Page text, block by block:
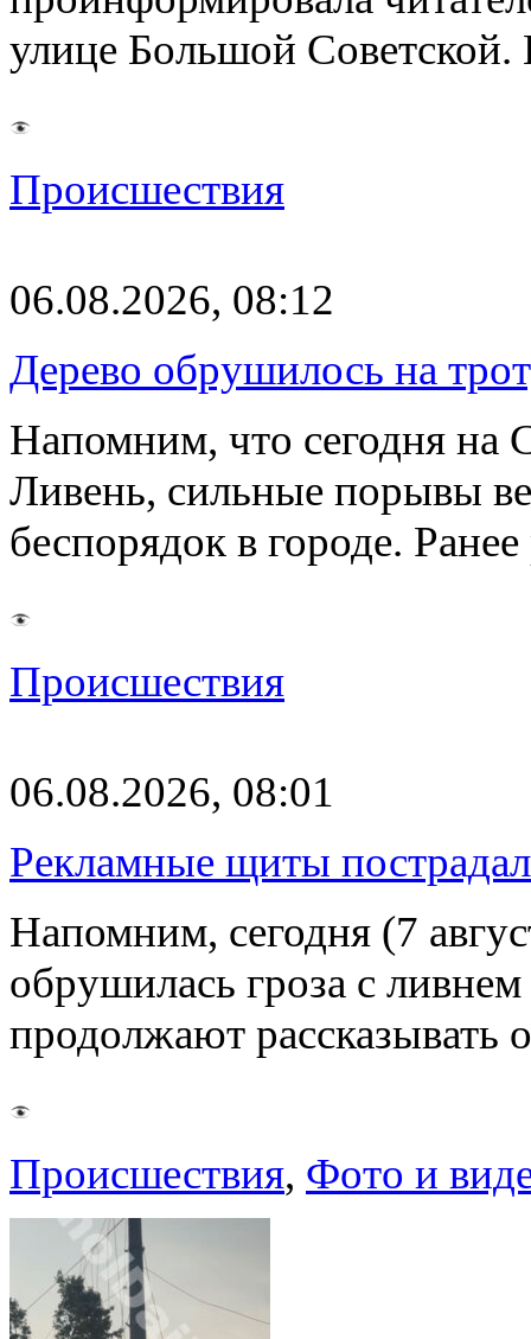
улице Большой Советской.
Происшествия
06.08.2026, 08:12
Дерево обрушилось на
Напомним, что сегодня на
Ливень, сильные порывы
беспорядок в городе.
Происшествия
06.08.2026, 08:01
Рекламные щиты
Напомним, сегодня (7
обрушилась гроза с
продолжают рассказывать
Происшествия, Фото и